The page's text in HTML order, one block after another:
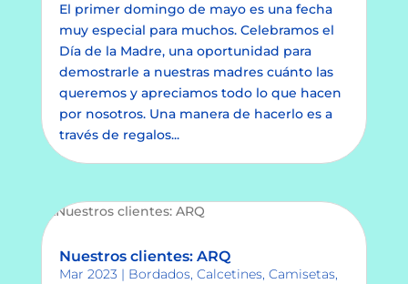
El primer domingo de mayo es una fecha
muy especial para muchos. Celebramos el
Día de la Madre, una oportunidad para
demostrarle a nuestras madres cuánto las
queremos y apreciamos todo lo que hacen
por nosotros. Una manera de hacerlo es a
través de regalos...
Nuestros clientes: ARQ
Mar 2023 | Bordados, Calcetines, Camisetas,